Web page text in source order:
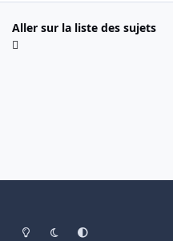
Aller sur la liste des sujets
Light ModeDark ModeSystem Preference